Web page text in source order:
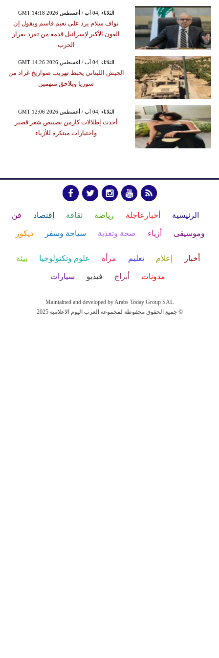
GMT 14:18 2026 الثلاثاء ,04 آب / أغسطس
نواف سلام يرد على نعيم قاسم ويقول إن
العون الأكبر لإسرائيل قدمه من تفرد بقرار
الحرب
GMT 14:26 2026 الثلاثاء ,04 آب / أغسطس
الجيش اللبناني يحبط تهريب صواريخ غراد من
سوريا ويلاحق متهمين
GMT 12:06 2026 الثلاثاء ,04 آب / أغسطس
أحدث إطلالات كارمن بصيبص شعر قصير
واختيارات مبتكرة للأزياء
الرئيسية أخبارعاجلة رياضة ثقافة إقتصاد فن
وموسيقى أزياء صحة وتغذية سياحة وسفر ديكور
أخبار إعلام تعليم مرأة علوم وتكنولوجيا بيئة
مدونات أبراج فيديو سيارات
Maintained and developed by Arabs Today Group SAL
جميع الحقوق محفوظة لمجموعة العرب اليوم الاعلامية 2025 ©